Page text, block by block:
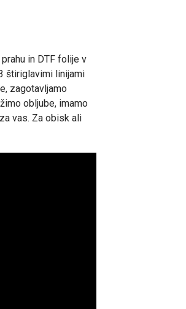
in DTF folije v
štiriglavimi linijami
zagotavljamo
obljube, imamo
vas. Za obisk ali